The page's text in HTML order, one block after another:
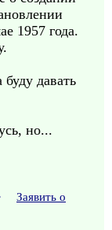
1957 года.
давать
но...
Заявить о